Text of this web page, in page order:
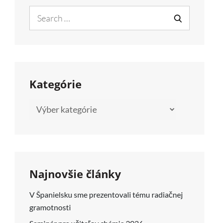
for:
SEARCH
Kategórie
Kategórie
Najnovšie články
V Španielsku sme prezentovali tému radiačnej
gramotnosti